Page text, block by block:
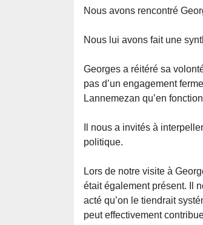
Nous avons rencontré
Nous lui avons fait une
Georges a réitéré sa
pas d’un engagement
Lannemezan qu’en
Il nous a invités à
politique.
Lors de notre visite à
était également présent. Il
acté qu’on le tiendrait
peut effectivement